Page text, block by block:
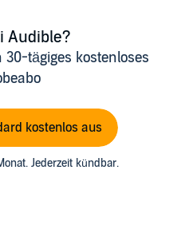
Audible?
tägiges kostenloses
kostenlos aus
Jederzeit kündbar.